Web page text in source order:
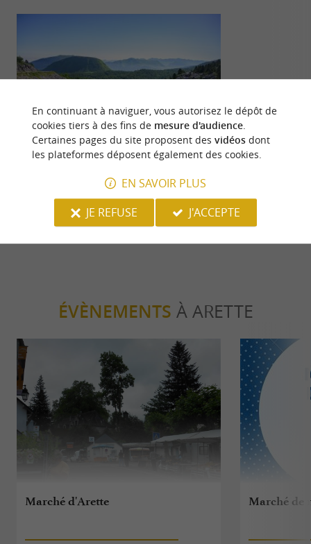
Vallée de Barétous
81 m - Arette
Familiale Sportive
ÉVÈNEMENTS À ARETTE
Marché d'Arette Marché de
En continuant à naviguer, vous autorisez le dépôt de
cookies tiers à des fins de mesure d'audience.
Certaines pages du site proposent des vidéosdont
les plateformes déposent également des cookies.
EN SAVOIR PLUS
JE REFUSE
J'ACCEPTE